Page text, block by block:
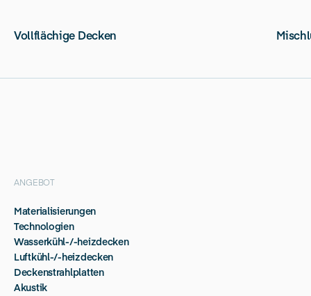
Vollflächige Decken
ANGEBOT
Materialisierungen
Technologien
Wasserkühl-/-heizdecken
Luftkühl-/-heizdecken
Deckenstrahlplatten
Akustik